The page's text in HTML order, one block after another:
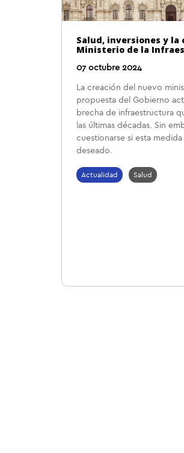
Salud, inversiones y la
Ministerio de la
07 octubre 2024
La creación del nuevo
propuesta del Gobierno
brecha de infraestructura
las últimas décadas. Sin
cuestionarse si esta
deseado.
Actualidad Salud